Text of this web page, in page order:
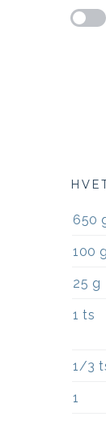
650
100 g
25 g
1 ts
1/3
1